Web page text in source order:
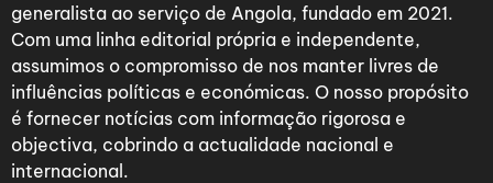
generalista ao serviço de Angola, fundado em 2021.
Com uma linha editorial própria e independente,
assumimos o compromisso de nos manter livres de
influências políticas e económicas. O nosso propósito
é fornecer notícias com informação rigorosa e
objectiva, cobrindo a actualidade nacional e
internacional.